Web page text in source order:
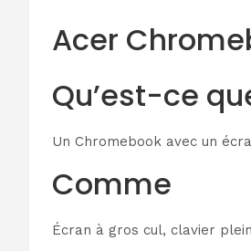
Acer
Qu’est-ce
Un Chromebook avec un
Comme
Écran à gros cul, clavier